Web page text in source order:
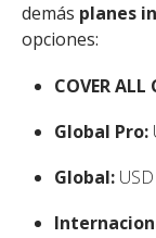
demás planes
opciones:
COVER ALL
Global Pro:
Global: